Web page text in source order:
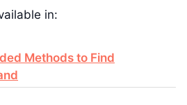
in:
Methods to Find